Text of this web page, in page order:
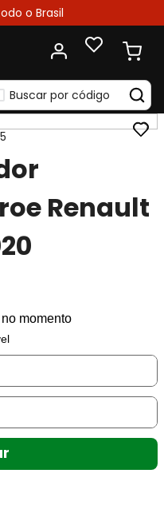
o Brasil
Buscar por código
Renault
momento